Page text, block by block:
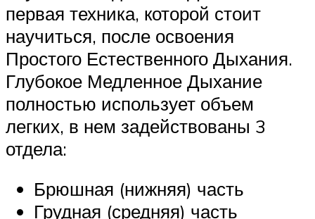
первая техника, которой стоит
научиться, после освоения
Простого Естественного Дыхания.
Глубокое Медленное Дыхание
полностью использует объем
легких, в нем задействованы 3
отдела:
Брюшная (нижняя) часть
Грудная (средняя) часть